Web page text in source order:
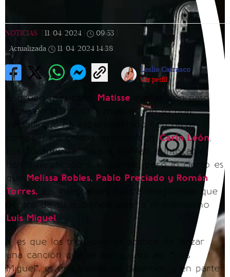
NOTICIAS 11/04/2024 09:53
Actualizada
11/04/2024 14:38
Leslie Carrasco
Ver perfil
El grupo mexicano Matisse
avanza con paso
firme en la industria musical con su pop
versátil que ha experimentado con otros
ritmos y sus colaboraciones conCarín León,
Los Tucanes de Tijuana, Ha*Ash e Intocable
han diversificado sus oyentes, pero lo cierto es
que
Melissa Robles, Pablo Preciado y Román
Torres, sus integrantes, nunca imaginaron que
dentro de su audiencia estaría el mismísimo
Luis Miguel.
Y es que los tres jóvenes acaban de lanzar
una canción que se llama justo así, “Luis
Miguel”, es una balada de desamor y en parte